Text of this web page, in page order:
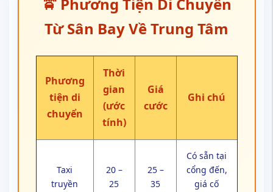
Từ Sân Bay Về Trung Tâm
Phương
tiện di
chuyển
Thời
gian
(ước
tính)
Giá
cước
Ghi chú
Taxi
truyền
20 –
25
25 –
35
Có sẵn tại
cổng đến,
giá cố